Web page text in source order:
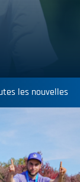
les nouvelles